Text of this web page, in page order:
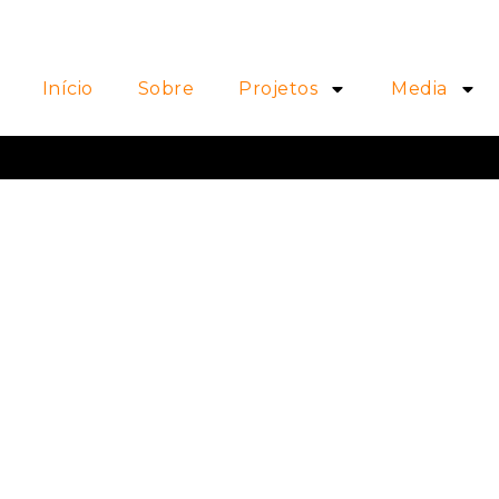
Início Sobre Projetos Media